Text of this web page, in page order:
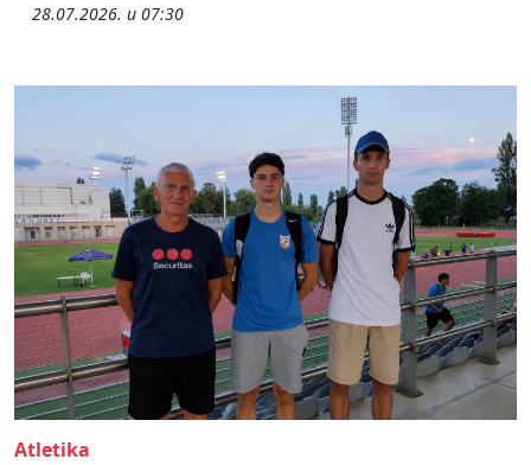
28.07.2026. u 07:30
Atletika